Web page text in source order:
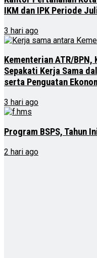
IKM dan IPK Periode
3 hari ago
Kementerian ATR/BPN,
Sepakati Kerja Sama
serta Penguatan
3 hari ago
Program BSPS, Tahun
2 hari ago